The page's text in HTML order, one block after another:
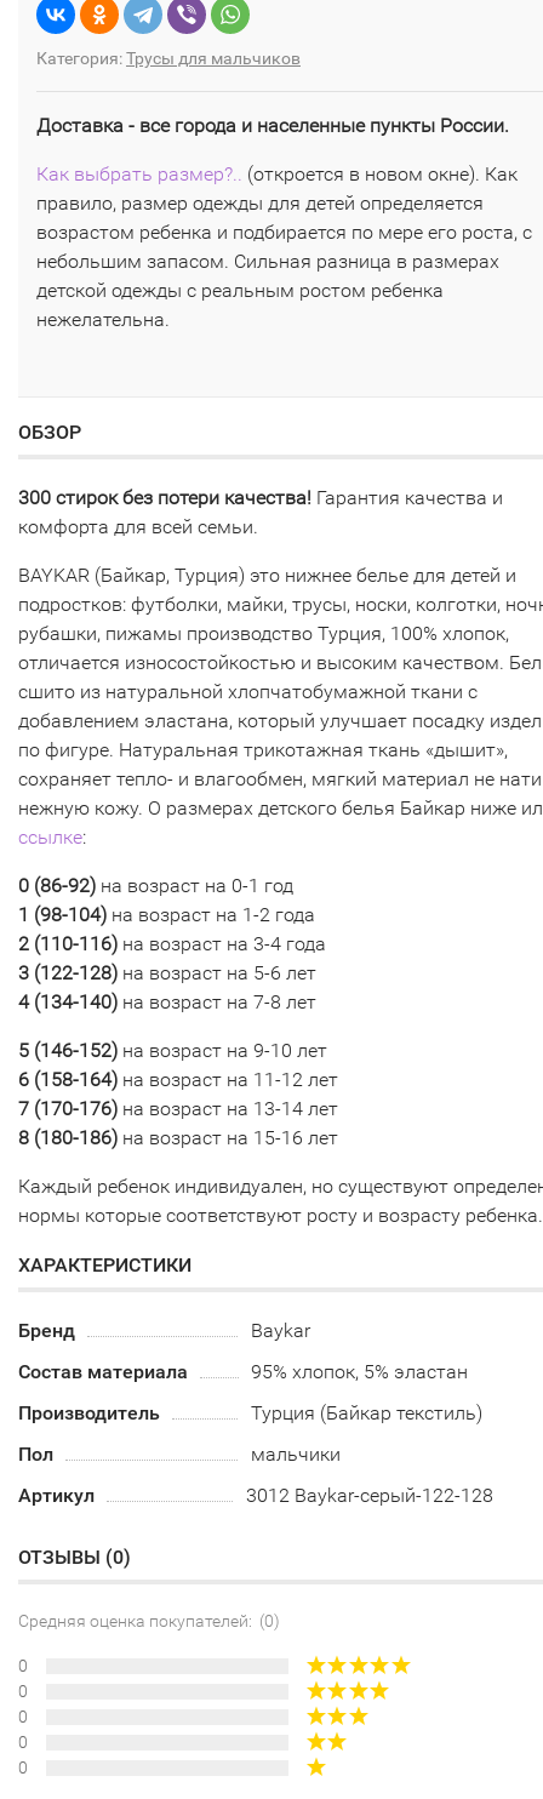
Категория:Трусы для мальчиков
Доставка - все города и населенные пункты России.
Как выбрать размер?..
(откроется в новом окне). Как
правило, размер одежды для детей определяется
возрастом ребенка и подбирается по мере его роста, с
небольшим запасом. Сильная разница в размерах
детской одежды с реальным ростом ребенка
нежелательна.
ОБЗОР
300 стирок без потери качества! Гарантия качества и
комфорта для всей семьи.
BAYKAR (Байкар, Турция) это нижнее белье для детей и
подростков: футболки, майки, трусы, носки, колготки,
рубашки, пижамы производство Турция, 100% хлопок,
отличается износостойкостью и высоким качеством.
сшито из натуральной хлопчатобумажной ткани с
добавлением эластана, который улучшает посадку
по фигуре. Натуральная трикотажная ткань «дышит»,
сохраняет тепло- и влагообмен, мягкий материал не
нежную кожу. О размерах детского белья Байкар ниже
ссылке:
0 (86-92) на возраст на 0-1 год
1 (98-104) на возраст на 1-2 года
2 (110-116) на возраст на 3-4 года
3 (122-128) на возраст на 5-6 лет
4 (134-140) на возраст на 7-8 лет
5 (146-152) на возраст на 9-10 лет
6 (158-164) на возраст на 11-12 лет
7 (170-176) на возраст на 13-14 лет
8 (180-186) на возраст на 15-16 лет
Каждый ребенок индивидуален, но существуют
нормы которые соответствуют росту и возрасту ребенка.
ХАРАКТЕРИСТИКИ
Бренд
Baykar
Состав материала
95% хлопок, 5% эластан
Производитель
Турция (Байкар текстиль)
Пол
мальчики
Артикул
3012 Baykar-серый-122-128
ОТЗЫВЫ (0)
Средняя оценка покупателей: (0)
0
0
0
0
0